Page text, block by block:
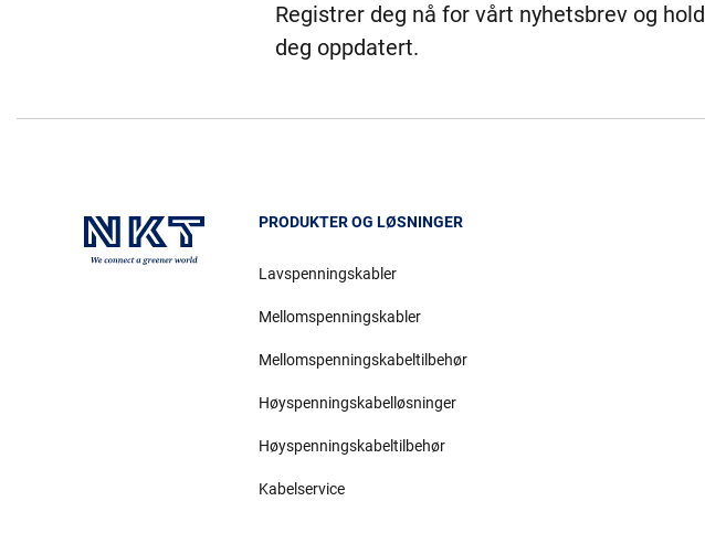
Registrer deg nå for vårt nyhetsbrev og hold
deg oppdatert.
PRODUKTER OG LØSNINGER
Lavspenningskabler
Mellomspenningskabler
Mellomspenningskabeltilbehør
Høyspenningskabelløsninger
Høyspenningskabeltilbehør
Kabelservice